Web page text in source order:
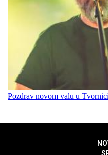
Pozdrav novom valu u